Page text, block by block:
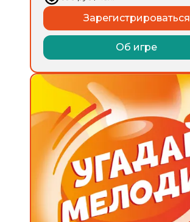
Зарегистрироваться
Об игре